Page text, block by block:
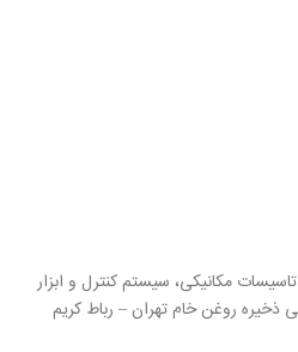
ﻣﮑﺎﻧﯿﮑﯽ، ﺳﯿﺴﺘﻢ ﮐﻨﺘﺮل و اﺑﺰار